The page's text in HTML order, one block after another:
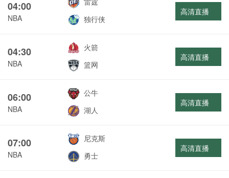
04:00
NBA
独行侠
高清直播
04:30
NBA
火箭
篮网
高清直播
06:00
NBA
公牛
湖人
高清直播
07:00
NBA
尼克斯
勇士
高清直播